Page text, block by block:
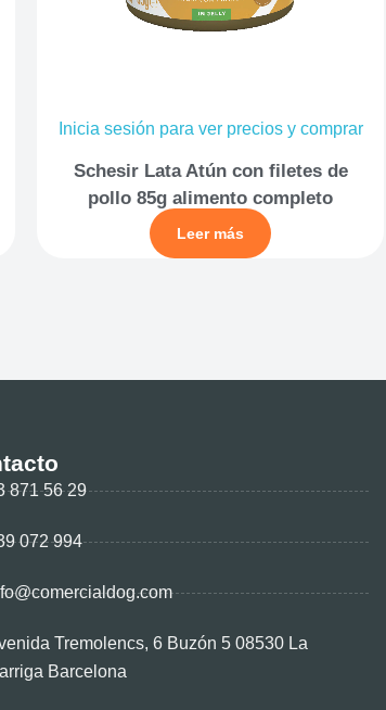
Inicia sesión para ver precios y comprar
Schesir Lata Atún con filetes de
pollo 85g alimento completo
Leer más
871 56 29
072 994
Tremolencs, 6 Buzón 5 08530 La
Barcelona